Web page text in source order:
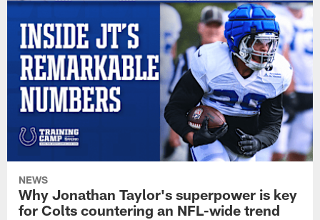
NEWS
Why Jonathan Taylor's superpower is key
for Colts countering an NFL-wide trend